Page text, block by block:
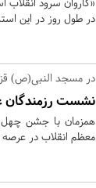
در طول روز در این
در مسجد النبی(ص)
نشست رزمندگان
همزمان با جشن چهل
معظم انقلاب در